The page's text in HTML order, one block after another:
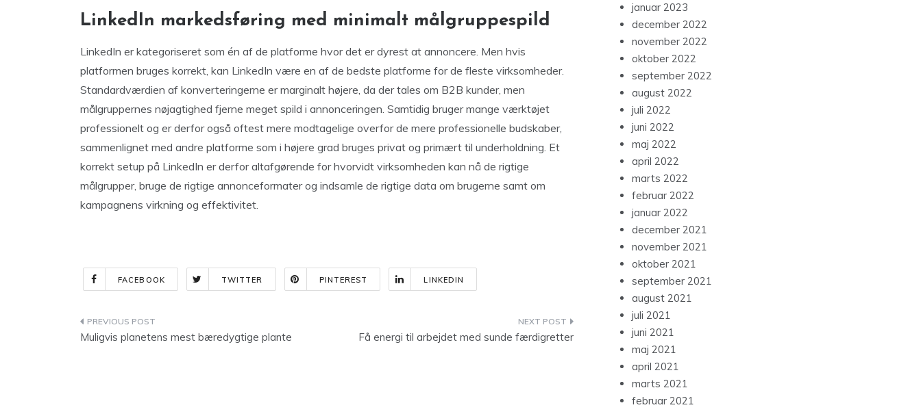
LinkedIn markedsføring med minimalt målgruppespild
LinkedIn er kategoriseret som én af de platforme hvor det er dyrest at annoncere. Men hvis
platformen bruges korrekt, kan LinkedIn være en af de bedste platforme for de fleste virksomheder.
Standardværdien af konverteringerne er marginalt højere, da der tales om B2B kunder, men
målgruppernes nøjagtighed fjerne meget spild i annonceringen. Samtidig bruger mange værktøjet
professionelt og er derfor også oftest mere modtagelige overfor de mere professionelle budskaber,
sammenlignet med andre platforme som i højere grad bruges privat og primært til underholdning. Et
korrekt setup på LinkedIn er derfor altafgørende for hvorvidt virksomheden kan nå de rigtige
målgrupper, bruge de rigtige annonceformater og indsamle de rigtige data om brugerne samt om
kampagnens virkning og effektivitet.
FACEBOOK TWITTER PINTEREST LINKEDIN
Indlægsnavigation
Muligvis planetens mest bæredygtige plante Få energi til arbejdet med sunde færdigretter
januar 2023
december 2022
november 2022
oktober 2022
september 2022
august 2022
juli 2022
juni 2022
maj 2022
april 2022
marts 2022
februar 2022
januar 2022
december 2021
november 2021
oktober 2021
september 2021
august 2021
juli 2021
juni 2021
maj 2021
april 2021
marts 2021
februar 2021